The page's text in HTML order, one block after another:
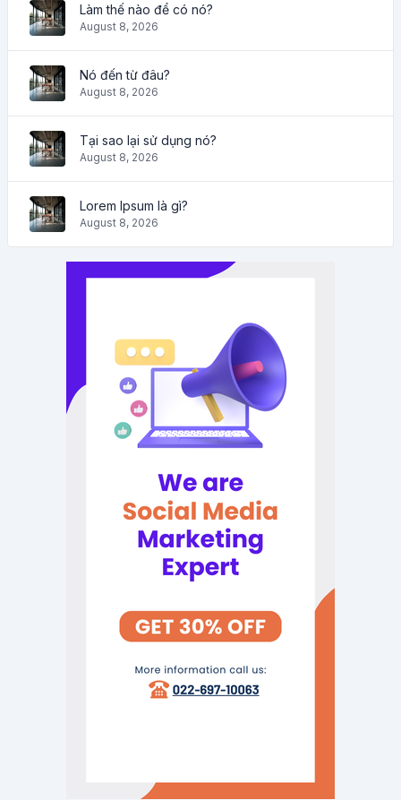
Làm thế nào để có nó?
August 8, 2026
Nó đến từ đâu?
August 8, 2026
Tại sao lại sử dụng nó?
August 8, 2026
Lorem Ipsum là gì?
August 8, 2026